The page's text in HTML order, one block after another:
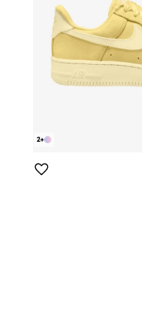
+
2